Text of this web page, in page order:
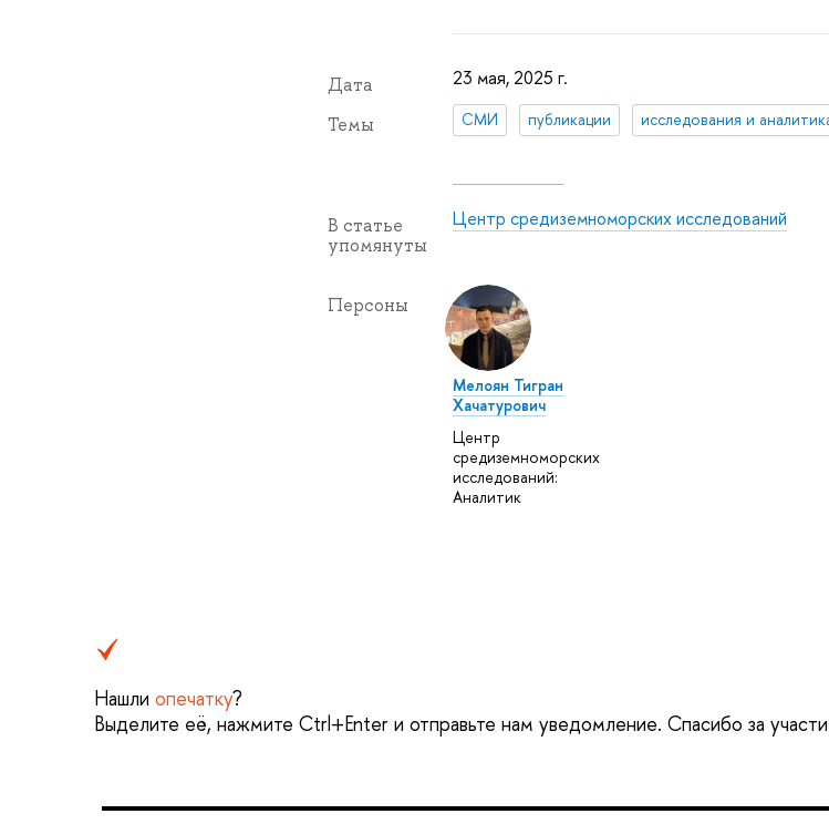
Дата 23 мая, 2025 г.
Темы СМИ публикации исследования и
В статье
упомянуты
Центр средиземноморских исследований
Персоны
Мелоян Тигран
Хачатурович
Центр
средиземноморских
исследований:
Аналитик
Нашли опечатку?
Выделите её, нажмите Ctrl+Enter и отправьте нам уведомление. Спасибо за